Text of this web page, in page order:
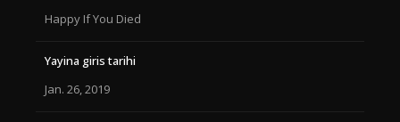
Happy If You Died
Yayina giris tarihi
Jan. 26, 2019